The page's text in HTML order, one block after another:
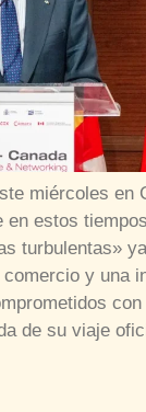
miércoles en
en estos
turbulentas»
y una
de su viaje